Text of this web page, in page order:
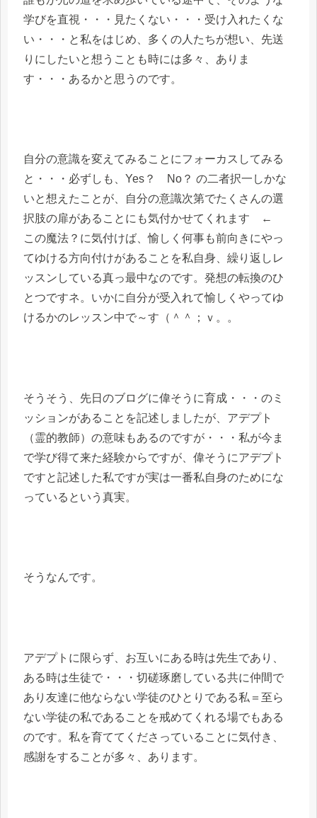
学びを直視・・・見たくない・・・受け入れたくな
い・・・と私をはじめ、多くの人たちが想い、先送
りにしたいと想うことも時には多々、ありま
す・・・あるかと思うのです。
自分の意識を変えてみることにフォーカスしてみる
と・・・必ずしも、Yes？ No？ の二者択一しかな
いと想えたことが、自分の意識次第でたくさんの選
択肢の扉があることにも気付かせてくれます ←
この魔法？に気付けば、愉しく何事も前向きにやっ
てゆける方向付けがあることを私自身、繰り返しレ
ッスンしている真っ最中なのです。発想の転換のひ
とつですネ。いかに自分が受入れて愉しくやってゆ
けるかのレッスン中で～す（＾＾；ｖ。。
そうそう、先日のブログに偉そうに育成・・・のミ
ッションがあることを記述しましたが、アデプト
（霊的教師）の意味もあるのですが・・・私が今ま
で学び得て来た経験からですが、偉そうにアデプト
ですと記述した私ですが実は一番私自身のためにな
っているという真実。
そうなんです。
アデプトに限らず、お互いにある時は先生であり、
ある時は生徒で・・・切磋琢磨している共に仲間で
あり友達に他ならない学徒のひとりである私＝至ら
ない学徒の私であることを戒めてくれる場でもある
のです。私を育ててくださっていることに気付き、
感謝をすることが多々、あります。